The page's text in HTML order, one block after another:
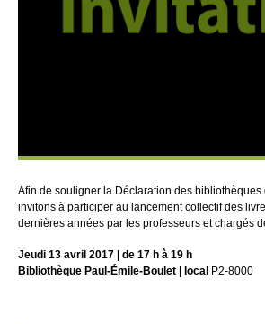
Afin de souligner la Déclaration des
invitons à participer au lancement collectif des
dernières années par les professeurs et chargés
Jeudi 13 avril 2017 | de 17 h à 19 h
Bibliothèque Paul-Émile-Boulet
| local P2-8000